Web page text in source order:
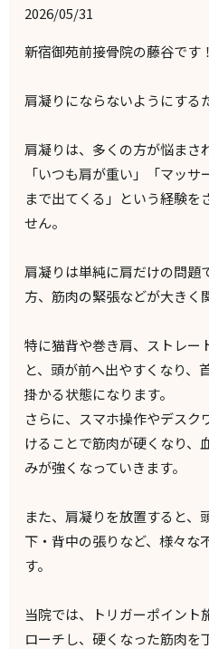
2026/05/31
新宿御苑前接骨院の藤谷です！
肩凝りにならないようにする
肩凝りは、多くの方が悩まさ
「いつも肩が重い」「マッ
まで出てくる」という経験を
せん。
肩凝りは単純に肩だけの問題
方、筋肉の緊張などが大きく
特に猫背や巻き肩、ストレー
と、頭が前へ出やすくなり、
掛かる状態になります。
さらに、スマホ操作やデスク
けることで筋肉が硬くなり、
みが強くなっていきます。
また、肩凝りを放置すると
下・背中の張りなど、様々な
す。
当院では、トリガーポイン
ローチし、硬くなった筋肉を